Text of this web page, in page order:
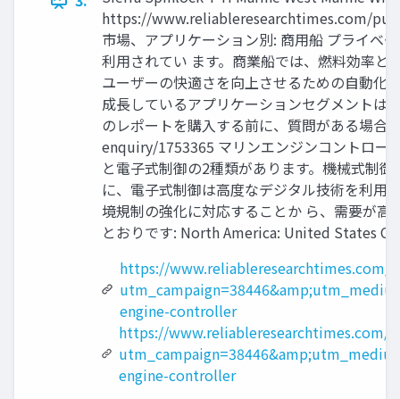
https://www.reliableresearchtimes.com/
市場、アプリケーション別: 商用船 プライベ
利用されてい ます。商業船では、燃料効率
ユーザーの快適さを向上させるための自動化
成長しているアプリケーションセグメントは
のレポートを購入する前に、質問がある場
enquiry/1753365 マリンエンジンコントロー
と電子式制御の2種類があります。機械式制
に、電子式制御は高度なデジタル技術を利用
境規制の強化に対応することか ら、需要が高
とおりです: North America: United States
https://www.reliableresearchtimes.com/
engine-controller
https://www.reliableresearchtimes.com/
engine-controller